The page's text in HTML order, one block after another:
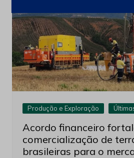
Produção e Exploração
Acordo financeiro
comercialização de
brasileiras para o